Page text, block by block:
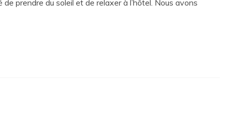
prendre du soleil et de relaxer à l’hôtel. Nous avons